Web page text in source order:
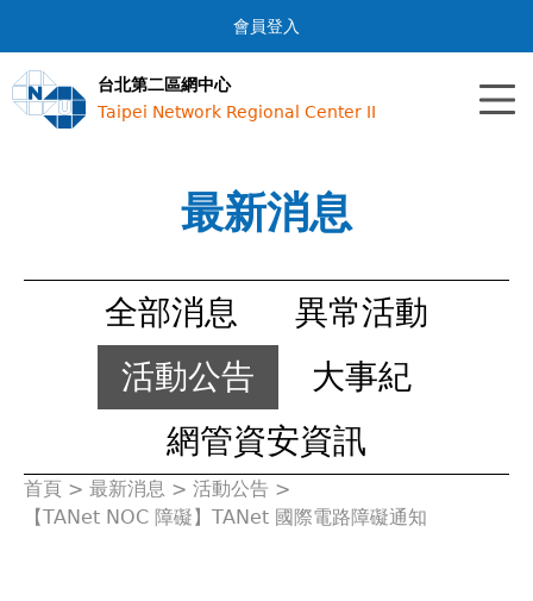
Jump to navigation
會員登入
台北第二區網中心
Taipei Network Regional Center II
最新消息
全部消息
異常活動
活動公告
大事紀
網管資安資訊
您
首頁 > 最新消息 > 活動公告 >
【TANet NOC 障礙】TANet 國際電路障礙通知